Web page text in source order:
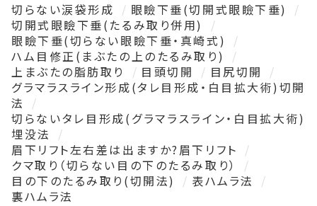
切らない涙袋形成
眼瞼下垂(切開式眼瞼下垂)
切開式眼瞼下垂(たるみ取り併用)
眼瞼下垂(切らない眼瞼下垂・真崎式)
ハム目修正(まぶたの上のたるみ取り)
上まぶたの脂肪取り
目頭切開
目尻切開
グラマラスライン形成(タレ目形成・白目拡大術)切開
法
切らないタレ目形成(グラマラスライン・白目拡大術)
埋没法
眉下リフト左右差は出ますか?眉下リフト
クマ取り（切らない目の下のたるみ取り）
目の下のたるみ取り(切開法)
表ハムラ法
裏ハムラ法